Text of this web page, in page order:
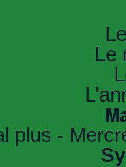
Le
plus -